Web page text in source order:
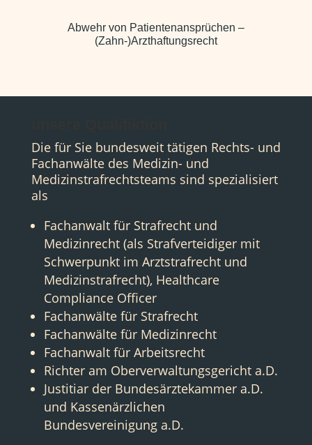
Abwehr von Patientenansprüchen –
(Zahn-)Arzthaftungsrecht
Die für Sie bundesweit tätigen Rechts- und
Fachanwälte des Medizin- und
Medizinstrafrechtsteams sind spezialisiert
als
Fachanwalt für Strafrecht und
Medizinrecht (als Strafverteidiger mit
Schwerpunkt im Arztstrafrecht und
Medizinstrafrecht), Healthcare
Compliance Officer
Fachanwälte für Strafrecht
Fachanwälte für Medizinrecht
Fachanwalt für Arbeitsrecht
Richter am Oberverwaltungsgericht a.D.
Justitiar der Bundesärztekammer a.D.
und Kassenärzlichen
Bundesvereinigung a.D.